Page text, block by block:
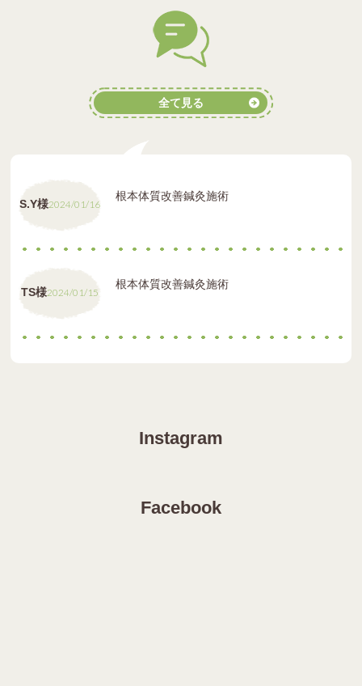
全て見る
S.Y様2024/01/16
根本体質改善鍼灸施術
TS様2024/01/15
根本体質改善鍼灸施術
Instagram
Facebook